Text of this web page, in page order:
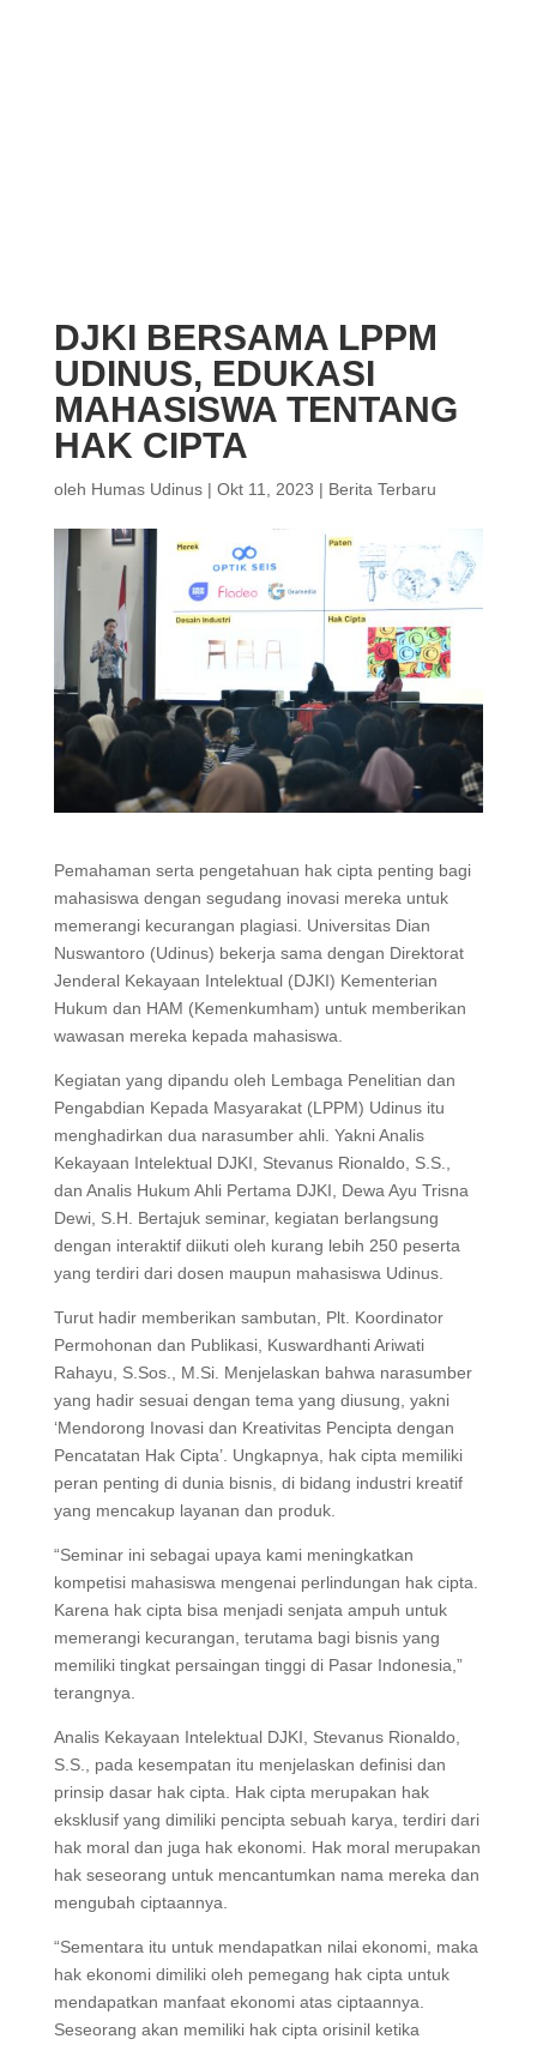
DJKI BERSAMA LPPM
UDINUS, EDUKASI
MAHASISWA TENTANG
HAK CIPTA
oleh Humas Udinus| Okt 11, 2023 | Berita Terbaru
Pemahaman serta pengetahuan hak cipta penting bagi
mahasiswa dengan segudang inovasi mereka untuk
memerangi kecurangan plagiasi. Universitas Dian
Nuswantoro (Udinus) bekerja sama dengan Direktorat
Jenderal Kekayaan Intelektual (DJKI) Kementerian
Hukum dan HAM (Kemenkumham) untuk memberikan
wawasan mereka kepada mahasiswa.
Kegiatan yang dipandu oleh Lembaga Penelitian dan
Pengabdian Kepada Masyarakat (LPPM) Udinus itu
menghadirkan dua narasumber ahli. Yakni Analis
Kekayaan Intelektual DJKI, Stevanus Rionaldo, S.S.,
dan Analis Hukum Ahli Pertama DJKI, Dewa Ayu Trisna
Dewi, S.H. Bertajuk seminar, kegiatan berlangsung
dengan interaktif diikuti oleh kurang lebih 250 peserta
yang terdiri dari dosen maupun mahasiswa Udinus.
Turut hadir memberikan sambutan, Plt. Koordinator
Permohonan dan Publikasi, Kuswardhanti Ariwati
Rahayu, S.Sos., M.Si. Menjelaskan bahwa narasumber
yang hadir sesuai dengan tema yang diusung, yakni
‘Mendorong Inovasi dan Kreativitas Pencipta dengan
Pencatatan Hak Cipta’. Ungkapnya, hak cipta memiliki
peran penting di dunia bisnis, di bidang industri kreatif
yang mencakup layanan dan produk.
“Seminar ini sebagai upaya kami meningkatkan
kompetisi mahasiswa mengenai perlindungan hak cipta.
Karena hak cipta bisa menjadi senjata ampuh untuk
memerangi kecurangan, terutama bagi bisnis yang
memiliki tingkat persaingan tinggi di Pasar Indonesia,”
terangnya.
Analis Kekayaan Intelektual DJKI, Stevanus Rionaldo,
S.S., pada kesempatan itu menjelaskan definisi dan
prinsip dasar hak cipta. Hak cipta merupakan hak
eksklusif yang dimiliki pencipta sebuah karya, terdiri dari
hak moral dan juga hak ekonomi. Hak moral merupakan
hak seseorang untuk mencantumkan nama mereka dan
mengubah ciptaannya.
“Sementara itu untuk mendapatkan nilai ekonomi, maka
hak ekonomi dimiliki oleh pemegang hak cipta untuk
mendapatkan manfaat ekonomi atas ciptaannya.
Seseorang akan memiliki hak cipta orisinil ketika